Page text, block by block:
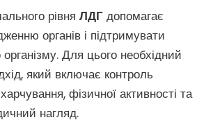
рівня ЛДГ допомагає
органів і підтримувати
організму. Для цього необхідний
який включає контроль
фізичної активності та
нагляд.